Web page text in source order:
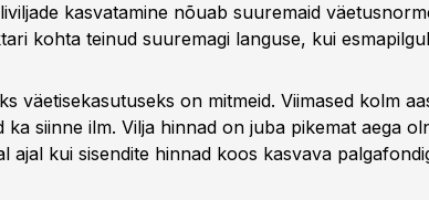
kasvatamine nõuab suuremaid
kohta teinud suuremagi languse, kui
väetisekasutuseks on mitmeid. Viimased kolm
ka siinne ilm. Vilja hinnad on juba pikemat aega
ajal kui sisendite hinnad koos kasvava